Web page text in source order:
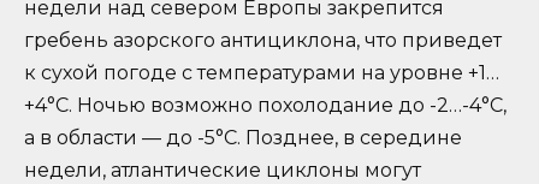
недели над севером Европы закрепится
гребень азорского антициклона, что приведет
к сухой погоде с температурами на уровне +1…
+4°C. Ночью возможно похолодание до -2…-4°C,
а в области — до -5°C. Позднее, в середине
недели, атлантические циклоны могут